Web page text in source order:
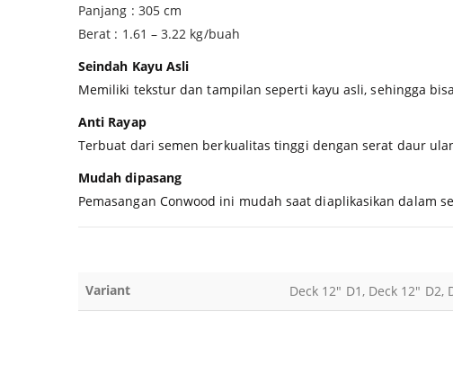
Panjang : 305 cm
Berat : 1.61 – 3.22 kg/buah
Seindah Kayu Asli
Memiliki tekstur dan tampilan seperti kayu asli, sehingga
Anti Rayap
Terbuat dari semen berkualitas tinggi dengan serat daur
Mudah dipasang
Pemasangan Conwood ini mudah saat diaplikasikan dalam
Variant Deck 12" D1, Deck 12" D2,